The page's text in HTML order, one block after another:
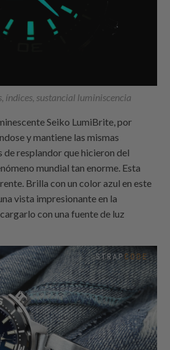
índices, sustancial luminiscencia
Seiko LumiBrite, por
y mantiene las mismas
resplandor que hicieron del
mundial tan enorme. Esta
Brilla con un color azul en este
vista impresionante en la
con una fuente de luz